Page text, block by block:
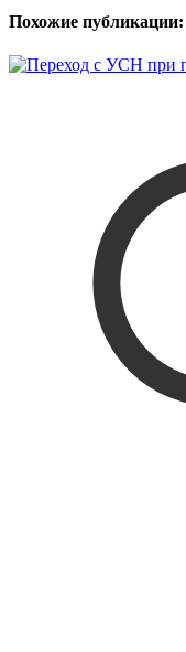
Похожие публикации: